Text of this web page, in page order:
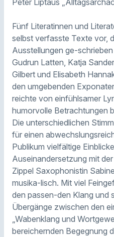
Fünf Literatinnen und
selbst verfasste Texte vor,
Ausstellungen ge-
Gudrun Latten, Katja
Gilbert und Elisabeth
den umgebenden
reichte von einfühlsamer
humorvolle Betrachtungen
Die unterschiedlichen
für einen
Publikum vielfältige
Auseinandersetzung mit
Zippel Saxophonistin
musika-lisch. Mit viel
den passen-den Klang und
Übergänge zwischen den
„Wabenklang und
bereichernden Begegnung